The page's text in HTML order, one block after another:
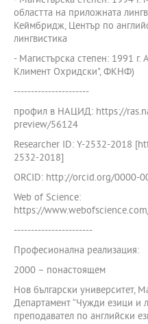
областта на приложната
Кеймбридж, Център по
лингвистика
- Магистърска степен: 1991 г.
Климент Охридски", ФКНФ)
----------------------
профил в НАЦИД: https://
preview/56124
Researcher ID: Y-2532-2018
2532-2018]
ORCID: http://orcid.org/0000-
Web of Science:
https://
-----------------------
Професионална реализация:
2000 – понастоящем
Нов български университет,
Департамент “Чужди езици и
преподавател по английски